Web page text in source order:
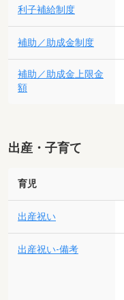
利子補給制度
補助／助成金制度
補助／助成金上限金
額
出産・子育て
育児
出産祝い
出産祝い-備考